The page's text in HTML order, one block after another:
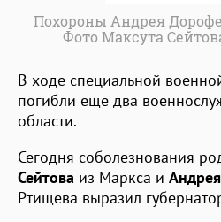
Похороны Андрея
Фото Максута
В ходе специальной
погибли еще два
области.
Сегодня соболезнования
Сейтова из Маркса и
Ртищева выразил